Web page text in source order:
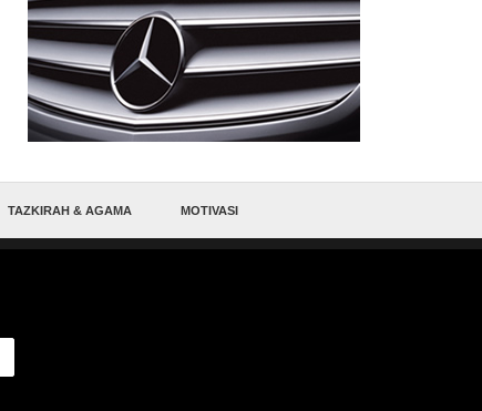
TAZKIRAH & AGAMA MOTIVASI